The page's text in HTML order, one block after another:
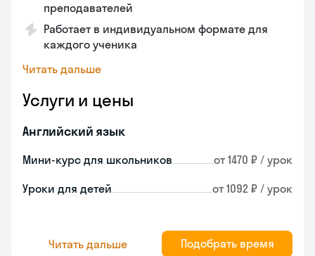
преподавателей
Работает в индивидуальном формате для
каждого ученика
Читать дальше
Услуги и цены
Английский язык
Мини-курс для школьников от 1470 ₽ / урок
Уроки для детей от 1092 ₽ / урок
Читать дальше Подобрать время